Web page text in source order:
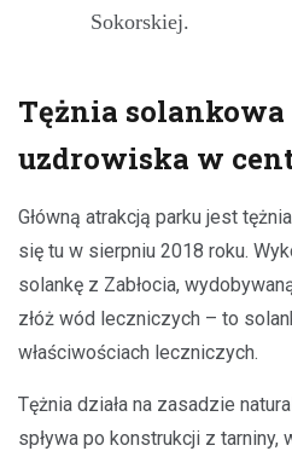
Sokorskiej.
Tężnia solankowa
uzdrowiska w
Główną atrakcją parku jest
się tu w sierpniu 2018 roku.
solankę z Zabłocia,
złóż wód leczniczych – to
właściwościach leczniczych.
Tężnia działa na zasadzie
spływa po konstrukcji z